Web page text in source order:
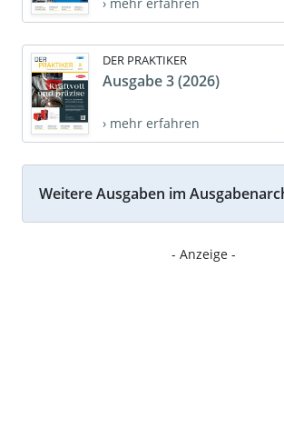
› mehr erfahren
DER PRAKTIKER
Ausgabe 3 (2026)
› mehr erfahren
Weitere Ausgaben im
- Anzeige -